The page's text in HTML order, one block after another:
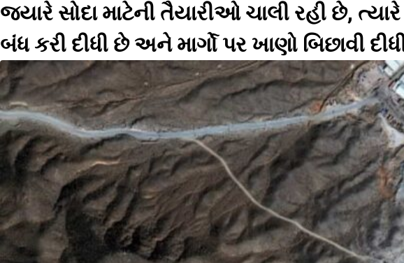
જ્યારે સોદા માટેની તૈયારીઓ ચાલી રહી છે,
બંધ કરી દીધી છે અને માર્ગો પર ખાણો બિછાવી